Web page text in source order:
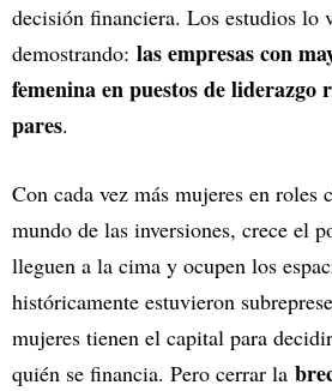
decisión financiera. Los estudios lo
demostrando: las empresas con
femenina en puestos de liderazgo
pares.
Con cada vez más mujeres en roles
mundo de las inversiones, crece el
lleguen a la cima y ocupen los
históricamente estuvieron
mujeres tienen el capital para
quién se financia. Pero cerrar la